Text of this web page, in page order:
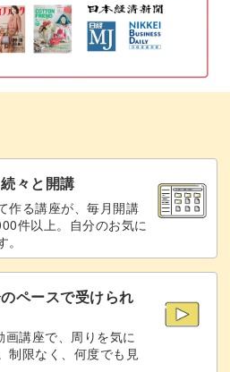
々と開講
作る講座が、毎月開講
件以上。自分のお気に
ペースで受けられ
講座で、周りを気に
制限なく、何度でも見